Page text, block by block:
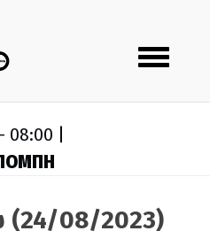
Toggle
navigation
08:00 |
(24/08/2023)